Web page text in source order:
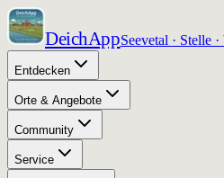
DeichAppSeevetal · Stelle
Entdecken
Orte & Angebote
Community
Service